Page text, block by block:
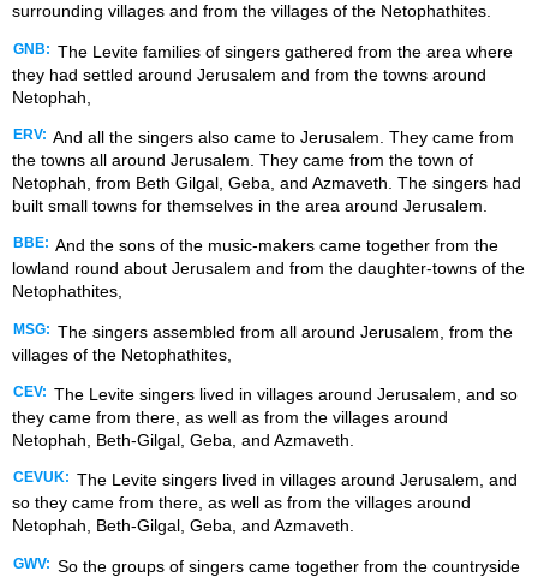
surrounding villages and from the villages of the Netophathites.
GNB: The Levite families of singers gathered from the area where
they had settled around Jerusalem and from the towns around
Netophah,
ERV: And all the singers also came to Jerusalem. They came from
the towns all around Jerusalem. They came from the town of
Netophah, from Beth Gilgal, Geba, and Azmaveth. The singers had
built small towns for themselves in the area around Jerusalem.
BBE: And the sons of the music-makers came together from the
lowland round about Jerusalem and from the daughter-towns of the
Netophathites,
MSG: The singers assembled from all around Jerusalem, from the
villages of the Netophathites,
CEV: The Levite singers lived in villages around Jerusalem, and so
they came from there, as well as from the villages around
Netophah, Beth-Gilgal, Geba, and Azmaveth.
CEVUK: The Levite singers lived in villages around Jerusalem, and
so they came from there, as well as from the villages around
Netophah, Beth-Gilgal, Geba, and Azmaveth.
GWV: So the groups of singers came together from the countryside